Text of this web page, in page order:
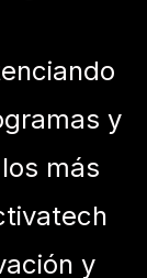
y
más
y